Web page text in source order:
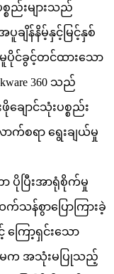
ပစ္စည်းများသည်
ျိန်နိမ့်နှင့်မြင့်နှစ်
ပိုင်ခွင့်တင်ထားသော
360 ​​​​သည်
ောင်သုံးပစ္စည်း
က်စရာ ရွေးချယ်မှု
ပိုပြီးအာရုံစိုက်မှု
န်စွာပြောကြားခဲ့
ြော့ရှင်းသော
မက အသုံးမပြုသည့်